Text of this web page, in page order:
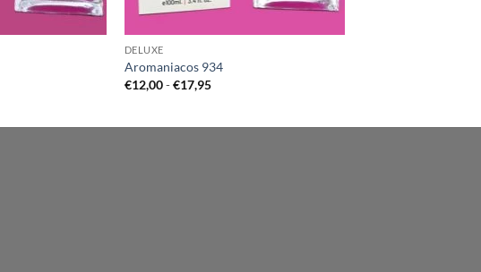
DELUXE
Aromaniacos 934
€12,00 - €17,95Rango